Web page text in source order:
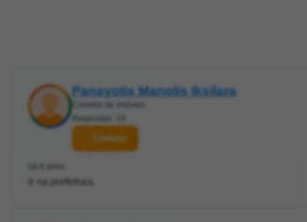
Panayotis Manolis Iksilara
Corretor de imóveis
Respostas: 19
Contatar
há 6 anos
Ir na prefeitura.